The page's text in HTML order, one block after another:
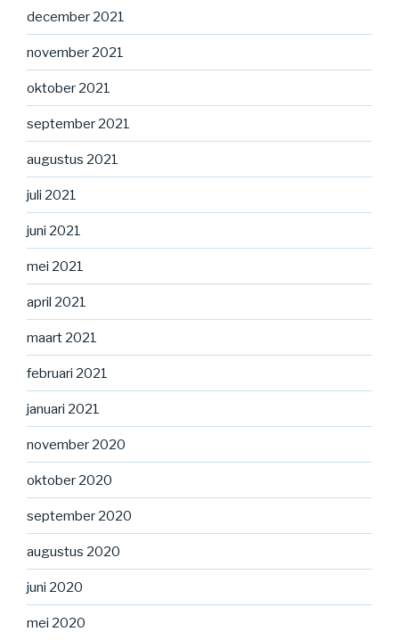
december 2021
november 2021
oktober 2021
september 2021
augustus 2021
juli 2021
juni 2021
mei 2021
april 2021
maart 2021
februari 2021
januari 2021
november 2020
oktober 2020
september 2020
augustus 2020
juni 2020
mei 2020